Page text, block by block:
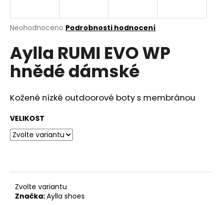
Průměrné
produktu
je
0,0
hvězdiček.
Neohodnoceno Podrobnosti hodnocení
Aylla RUMI EVO WP
hnědé dámské
Kožené nízké outdoorové boty s membránou
VELIKOST
Zvolte variantu
Značka:Aylla shoes
j
t
?
o
o